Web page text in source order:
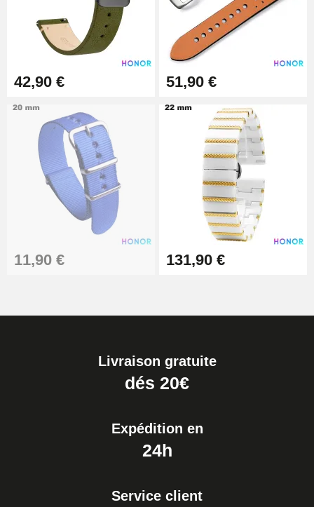
42,90 € 51,90 €
11,90 € 131,90 €
Livraison gratuite
dés 20€
Expédition en
24h
Service client